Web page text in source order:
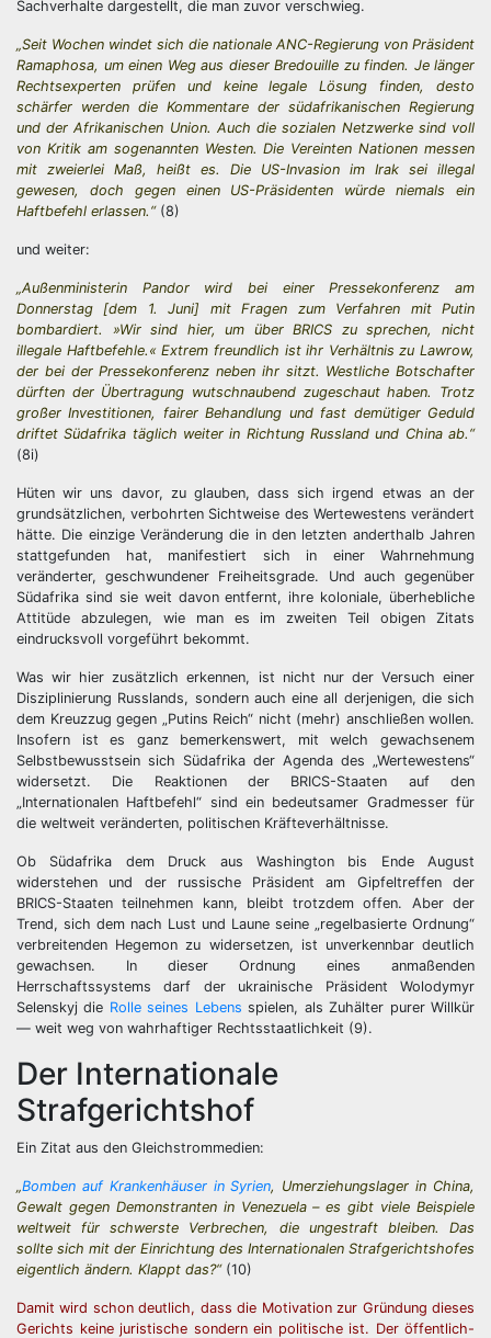
Sachverhalte dargestellt, die man zuvor verschwieg.
„Seit Wochen windet sich die nationale ANC-Regierung von Präsident
Ramaphosa, um einen Weg aus dieser Bredouille zu finden. Je länger
Rechtsexperten prüfen und keine legale Lösung finden, desto
schärfer werden die Kommentare der südafrikanischen Regierung
und der Afrikanischen Union. Auch die sozialen Netzwerke sind voll
von Kritik am sogenannten Westen. Die Vereinten Nationen messen
mit zweierlei Maß, heißt es. Die US-Invasion im Irak sei illegal
gewesen, doch gegen einen US-Präsidenten würde niemals ein
Haftbefehl erlassen.“(8)
und weiter:
„Außenministerin Pandor wird bei einer Pressekonferenz am
Donnerstag [dem 1. Juni] mit Fragen zum Verfahren mit Putin
bombardiert. »Wir sind hier, um über BRICS zu sprechen, nicht
illegale Haftbefehle.« Extrem freundlich ist ihr Verhältnis zu Lawrow,
der bei der Pressekonferenz neben ihr sitzt. Westliche Botschafter
dürften der Übertragung wutschnaubend zugeschaut haben. Trotz
großer Investitionen, fairer Behandlung und fast demütiger Geduld
driftet Südafrika täglich weiter in Richtung Russland und China ab.“
(8i)
Hüten wir uns davor, zu glauben, dass sich irgend etwas an der
grundsätzlichen, verbohrten Sichtweise des Wertewestens verändert
hätte. Die einzige Veränderung die in den letzten anderthalb Jahren
stattgefunden hat, manifestiert sich in einer Wahrnehmung
veränderter, geschwundener Freiheitsgrade. Und auch gegenüber
Südafrika sind sie weit davon entfernt, ihre koloniale, überhebliche
Attitüde abzulegen, wie man es im zweiten Teil obigen Zitats
eindrucksvoll vorgeführt bekommt.
Was wir hier zusätzlich erkennen, ist nicht nur der Versuch einer
Disziplinierung Russlands, sondern auch eine all derjenigen, die sich
dem Kreuzzug gegen „Putins Reich“ nicht (mehr) anschließen wollen.
Insofern ist es ganz bemerkenswert, mit welch gewachsenem
Selbstbewusstsein sich Südafrika der Agenda des „Wertewestens“
widersetzt. Die Reaktionen der BRICS-Staaten auf den
„Internationalen Haftbefehl“ sind ein bedeutsamer Gradmesser für
die weltweit veränderten, politischen Kräfteverhältnisse.
Ob Südafrika dem Druck aus Washington bis Ende August
widerstehen und der russische Präsident am Gipfeltreffen der
BRICS-Staaten teilnehmen kann, bleibt trotzdem offen. Aber der
Trend, sich dem nach Lust und Laune seine „regelbasierte Ordnung“
verbreitenden Hegemon zu widersetzen, ist unverkennbar deutlich
gewachsen. In dieser Ordnung eines anmaßenden
Herrschaftssystems darf der ukrainische Präsident Wolodymyr
Selenskyj die Rolle seines Lebens spielen, als Zuhälter purer Willkür
— weit weg von wahrhaftiger Rechtsstaatlichkeit (9).
Der Internationale
Strafgerichtshof
Ein Zitat aus den Gleichstrommedien:
„Bomben auf Krankenhäuser in Syrien, Umerziehungslager in China,
Gewalt gegen Demonstranten in Venezuela – es gibt viele Beispiele
weltweit für schwerste Verbrechen, die ungestraft bleiben. Das
sollte sich mit der Einrichtung des Internationalen Strafgerichtshofes
eigentlich ändern. Klappt das?“(10)
Damit wird schon deutlich, dass die Motivation zur Gründung dieses
Gerichts keine juristische sondern ein politische ist. Der öffentlich-